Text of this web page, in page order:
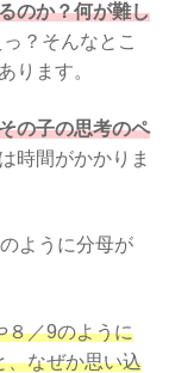
のか？何が難し
？そんなとこ
ります。
の子の思考のペ
時間がかかりま
ように分母が
８／9のように
、なぜか思い込